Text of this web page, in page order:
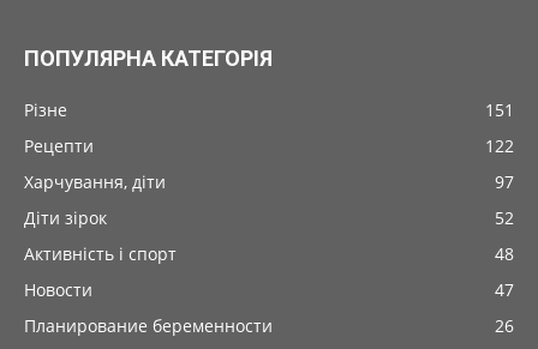
ПОПУЛЯРНА КАТЕГОРІЯ
Різне
151
Рецепти
122
Харчування, діти
97
Діти зірок
52
Активність і спорт
48
Новости
47
Планирование беременности
26